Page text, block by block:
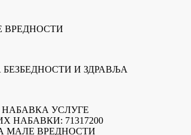
ВРЕДНОСТИ
И ЗДРАВЉА
НАБАВКА УСЛУГЕ
НАБАВКИ: 71317200
МАЛЕ ВРЕДНОСТИ